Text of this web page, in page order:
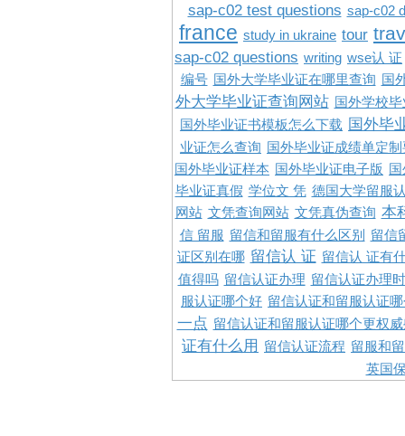
sap-c02 test questions sap-c02
france study in ukraine tour
sap-c02 questions writing wse认 证
编号 国外大学毕业证在哪里查询 国
外大学毕业证查询网站 国外学校
国外毕业证书模板怎么下载 国外毕
业证怎么查询
国外毕业证成绩单定
国外毕业证样本
国外毕业证电子版
毕业证真假 学位文 凭 德国大学留服
网站 文凭查询网站 文凭真伪查询 本
信 留服 留信和留服有什么区别
留信
证区别在哪 留信认 证 留信认 证有
值得吗 留信认证办理 留信认证办理
服认证哪个好 留信认证和留服认证
一点 留信认证和留服认证哪个更权
证有什么用 留信认证流程 留服和
英国